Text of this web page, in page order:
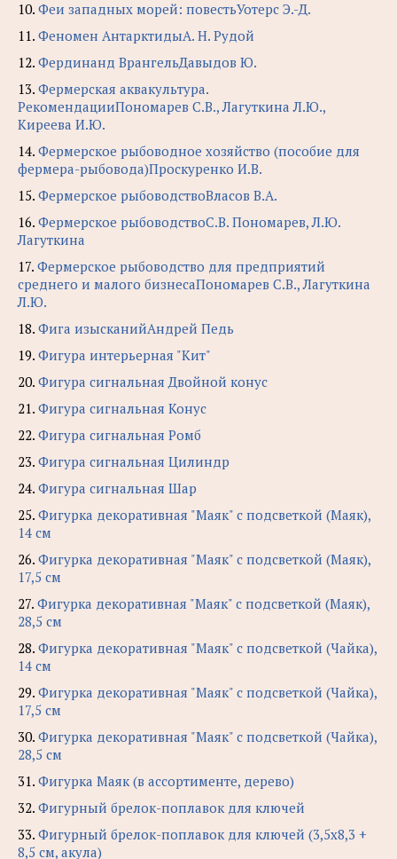
10. Феи западных морей: повестьУотерс Э.-Д.
11. Феномен АнтарктидыА. Н. Рудой
12. Фердинанд ВрангельДавыдов Ю.
13. Фермерская аквакультура.
РекомендацииПономарев С.В., Лагуткина Л.Ю.,
Киреева И.Ю.
14. Фермерское рыбоводное хозяйство (пособие для
фермера-рыбовода)Проскуренко И.В.
15. Фермерское рыбоводствоВласов В.А.
16. Фермерское рыбоводствоС.В. Пономарев, Л.Ю.
Лагуткина
17. Фермерское рыбоводство для предприятий
среднего и малого бизнесаПономарев С.В., Лагуткина
Л.Ю.
18. Фига изысканийАндрей Педь
19. Фигура интерьерная "Кит"
20. Фигура сигнальная Двойной конус
21. Фигура сигнальная Конус
22. Фигура сигнальная Ромб
23. Фигура сигнальная Цилиндр
24. Фигура сигнальная Шар
25. Фигурка декоративная "Маяк" с подсветкой (Маяк),
14 см
26. Фигурка декоративная "Маяк" с подсветкой (Маяк),
17,5 см
27. Фигурка декоративная "Маяк" с подсветкой (Маяк),
28,5 см
28. Фигурка декоративная "Маяк" с подсветкой (Чайка),
14 см
29. Фигурка декоративная "Маяк" с подсветкой (Чайка),
17,5 см
30. Фигурка декоративная "Маяк" с подсветкой (Чайка),
28,5 см
31. Фигурка Маяк (в ассортименте, дерево)
32. Фигурный брелок-поплавок для ключей
33. Фигурный брелок-поплавок для ключей (3,5х8,3 +
8,5 см, акула)